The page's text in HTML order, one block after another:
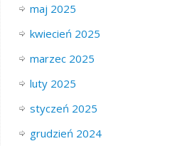
maj 2025
kwiecień 2025
marzec 2025
luty 2025
styczeń 2025
grudzień 2024